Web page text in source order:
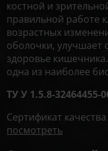
костной и
правильной работе
возрастных
оболочки, улучшает
здоровье
одна из наиболее
ТУ У 1.5.8-32464455-
Сертификат
посмотреть